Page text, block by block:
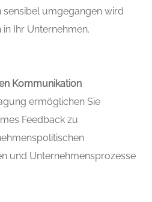
sensibel umgegangen wird
Ihr Unternehmen.
Kommunikation
ermöglichen Sie
Feedback zu
und Unternehmensprozesse